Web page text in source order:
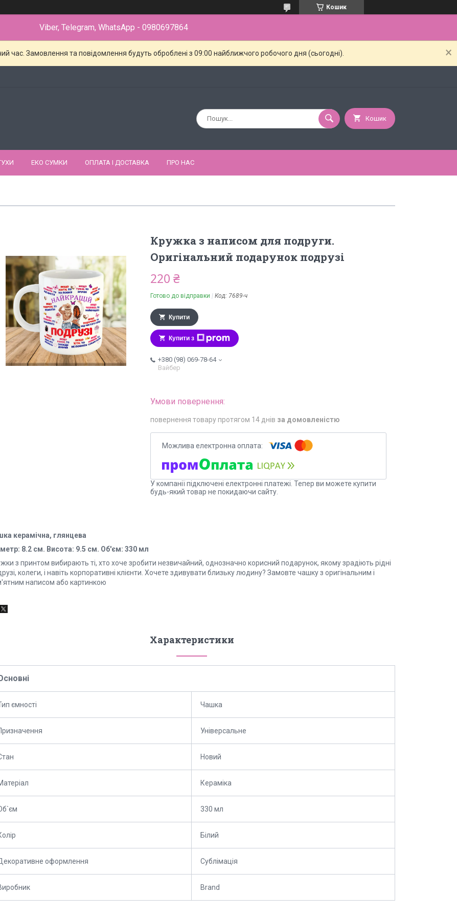
Кошик
Viber, Telegram, WhatsApp - 0980697864
час. Замовлення та повідомлення будуть оброблені з 09:00 найближчого робочого дня (сьогодні).
Кошик
ЕКО СУМКИ ОПЛАТА І ДОСТАВКА ПРО НАС
Кружка з написом для подруги.
Оригінальний подарунок подрузі
220 ₴
Готово до відправки Код: 7689-ч
Купити
Купити з
+380 (98) 069-78-64
Вайбер
повернення товару протягом 14 днів за домовленістю
У компанії підключені електронні платежі. Тепер ви можете купити
будь-який товар не покидаючи сайту.
керамічна, глянцева
8.2 см. Висота: 9.5 см. Об'єм: 330 мл
з принтом вибирають ті, хто хоче зробити незвичайний, однозначно корисний подарунок, якому зрадіють рідні
колеги, і навіть корпоративні клієнти. Хочете здивувати близьку людину? Замовте чашку з оригінальним і
написом або картинкою
Характеристики
ємності Чашка
Універсальне
Новий
Кераміка
330 мл
Білий
оформлення Сублімація
Brand